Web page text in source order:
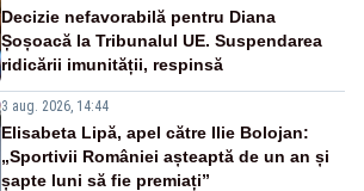
Decizie nefavorabilă pentru Diana
Șoșoacă la Tribunalul UE. Suspendarea
ridicării imunității, respinsă
3 aug. 2026, 14:44
Elisabeta Lipă, apel către Ilie Bolojan:
„Sportivii României așteaptă de un an și
șapte luni să fie premiați”